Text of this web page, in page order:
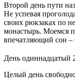
Второй день пути
Не успевая
своих рюкзаках по
монастырь. Моемся
впечатляющий сон –
День одиннадцатый
Целый день